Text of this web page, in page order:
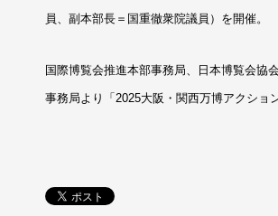
員、副本部長＝国重徹衆院議員）を開催。
国際博覧会推進本部事務局、日本博覧会協
事務局より「2025大阪・関西万博アクショ